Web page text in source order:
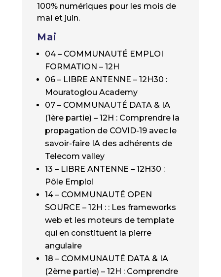
100% numériques pour les mois de
mai et juin.
Mai
04 – COMMUNAUTÉ EMPLOI
FORMATION – 12H
06 – LIBRE ANTENNE – 12H30 :
Mouratoglou Academy
07 – COMMUNAUTÉ DATA & IA
(1ère partie) – 12H : Comprendre la
propagation de COVID-19 avec le
savoir-faire IA des adhérents de
Telecom valley
13 – LIBRE ANTENNE – 12H30 :
Pôle Emploi
14 – COMMUNAUTÉ OPEN
SOURCE – 12H : : Les frameworks
web et les moteurs de template
qui en constituent la pierre
angulaire
18 – COMMUNAUTÉ DATA & IA
(2ème partie) – 12H : Comprendre